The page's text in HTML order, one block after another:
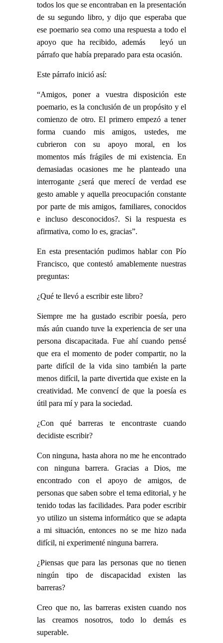
todos los que se encontraban en la presentación
de su segundo libro, y dijo que esperaba que
ese poemario sea como una respuesta a todo el
apoyo que ha recibido, además leyó un
párrafo que había preparado para esta ocasión.
Este párrafo inició así:
“Amigos, poner a vuestra disposición este
poemario, es la conclusión de un propósito y el
comienzo de otro. El primero empezó a tener
forma cuando mis amigos, ustedes, me
cubrieron con su apoyo moral, en los
momentos más frágiles de mi existencia. En
demasiadas ocasiones me he planteado una
interrogante ¿será que merecí de verdad ese
gesto amable y aquella preocupación constante
por parte de mis amigos, familiares, conocidos
e incluso desconocidos?. Si la respuesta es
afirmativa, como lo es, gracias”.
En esta presentación pudimos hablar con Pío
Francisco, que contestó amablemente nuestras
preguntas:
¿Qué te llevó a escribir este libro?
Siempre me ha gustado escribir poesía, pero
más aún cuando tuve la experiencia de ser una
persona discapacitada. Fue ahí cuando pensé
que era el momento de poder compartir, no la
parte difícil de la vida sino también la parte
menos difícil, la parte divertida que existe en la
creatividad. Me convencí de que la poesía es
útil para mí y para la sociedad.
¿Con qué barreras te encontraste cuando
decidiste escribir?
Con ninguna, hasta ahora no me he encontrado
con ninguna barrera. Gracias a Dios, me
encontrado con el apoyo de amigos, de
personas que saben sobre el tema editorial, y he
tenido todas las facilidades. Para poder escribir
yo utilizo un sistema informático que se adapta
a mi situación, entonces no se me hizo nada
difícil, ni experimenté ninguna barrera.
¿Piensas que para las personas que no tienen
ningún tipo de discapacidad existen las
barreras?
Creo que no, las barreras existen cuando nos
las creamos nosotros, todo lo demás es
superable.